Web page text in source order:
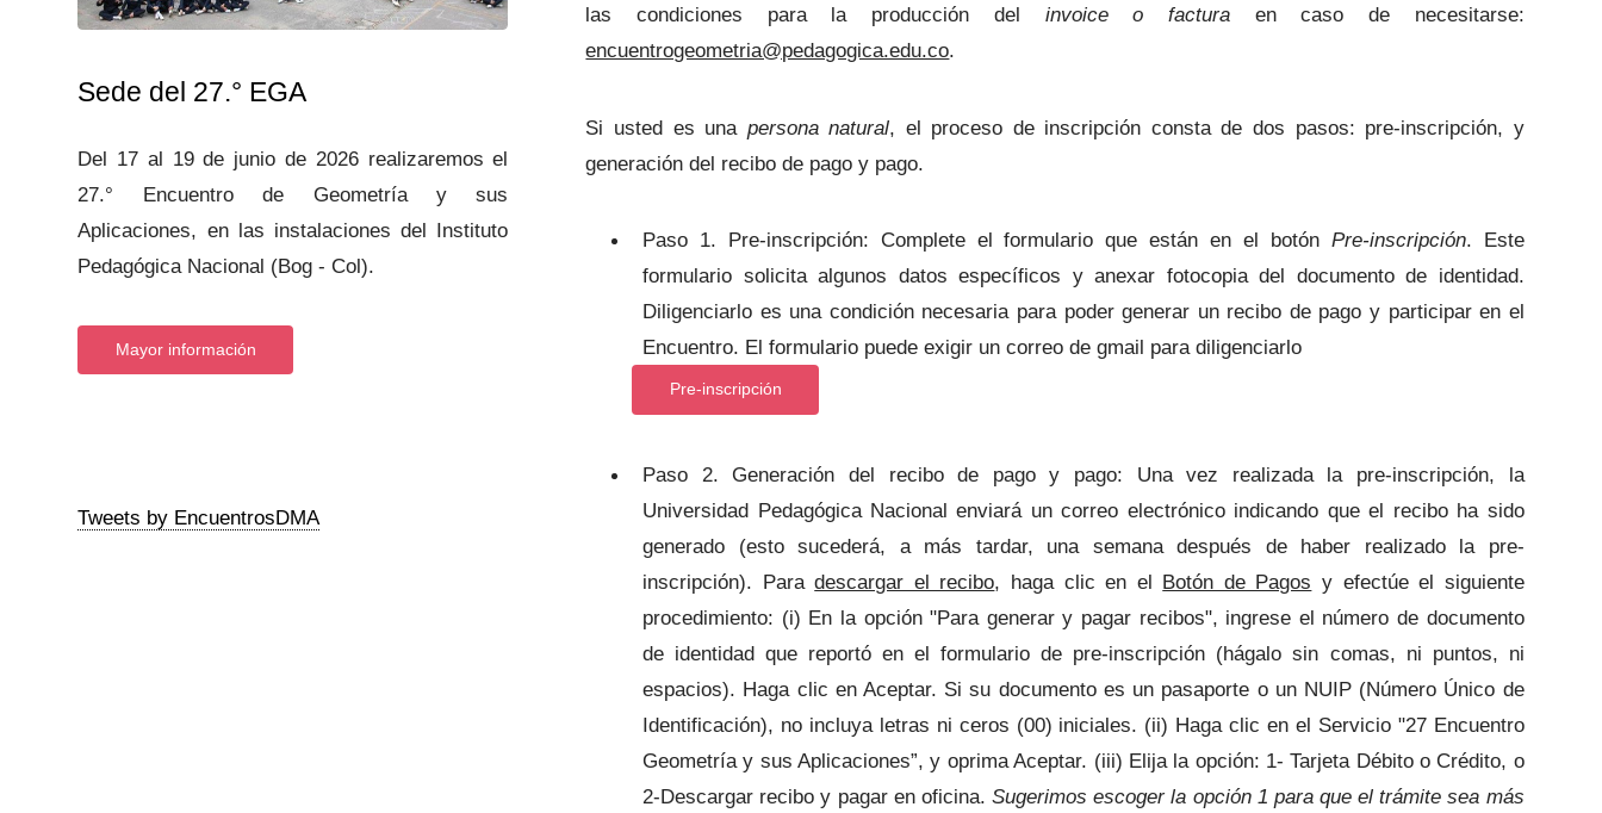
Sede del 27.° EGA
Del 17 al 19 de junio de 2026 realizaremos el
27.° Encuentro de Geometría y sus
Aplicaciones, en las instalaciones del Instituto
Pedagógica Nacional (Bog - Col).
Mayor información
Tweets by EncuentrosDMA
las condiciones para la producción del invoice o facturaen caso de necesitarse:
encuentrogeometria@pedagogica.edu.co.
Si usted es una persona natural, el proceso de inscripción consta de dos pasos: pre-inscripción, y
generación del recibo de pago y pago.
Paso 1. Pre-inscripción: Complete el formulario que están en el botón Pre-inscripción. Este
formulario solicita algunos datos específicos y anexar fotocopia del documento de identidad.
Diligenciarlo es una condición necesaria para poder generar un recibo de pago y participar en el
Encuentro. El formulario puede exigir un correo de gmail para diligenciarlo
Pre-inscripción
Paso 2. Generación del recibo de pago y pago: Una vez realizada la pre-inscripción, la
Universidad Pedagógica Nacional enviará un correo electrónico indicando que el recibo ha sido
generado (esto sucederá, a más tardar, una semana después de haber realizado la pre-
inscripción). Paradescargar el recibo, haga clic en el Botón de Pagos y efectúe el siguiente
procedimiento: (i) En la opción "Para generar y pagar recibos", ingrese el número de documento
de identidad que reportó en el formulario de pre-inscripción (hágalo sin comas, ni puntos, ni
espacios). Haga clic en Aceptar. Si su documento es un pasaporte o un NUIP (Número Único de
Identificación), no incluya letras ni ceros (00) iniciales. (ii) Haga clic en el Servicio "27 Encuentro
Geometría y sus Aplicaciones”, y oprima Aceptar. (iii) Elija la opción: 1- Tarjeta Débito o Crédito, o
2-Descargar recibo y pagar en oficina.Sugerimos escoger la opción 1 para que el trámite sea más